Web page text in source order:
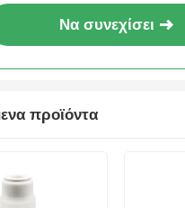
Να συνεχίσει
προϊόντα